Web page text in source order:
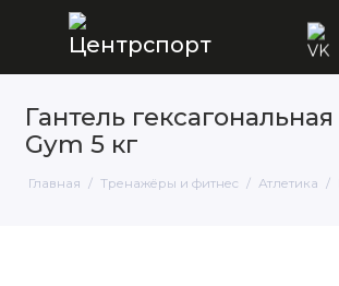
Гантель
Gym 5 кг
Главная Тренажёры и фитнес Атлетика